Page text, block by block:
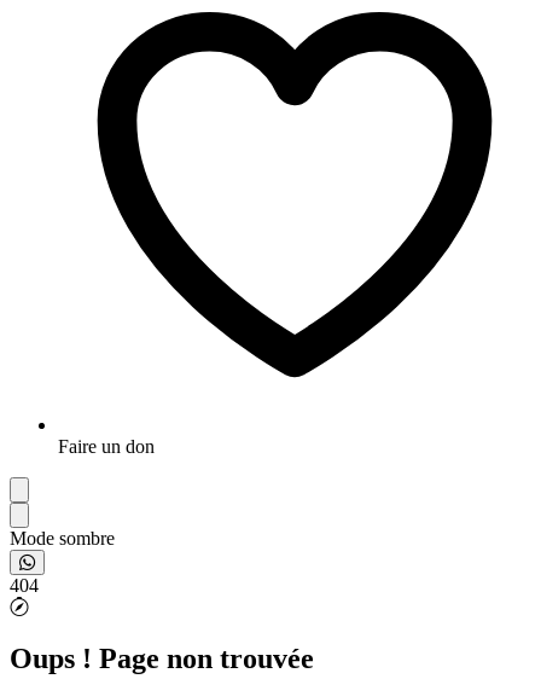
Faire un don
Mode sombre
404
Oups ! Page non trouvée